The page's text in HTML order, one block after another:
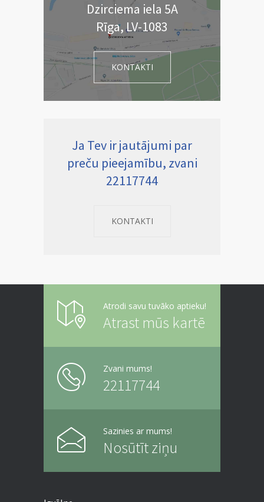
Dzirciema iela 5A
Rīga, LV-1083
KONTAKTI
Ja Tev ir jautājumi par
preču pieejamību, zvani
22117744
KONTAKTI
Atrodi savu tuvāko aptieku!
Atrast mūs kartē
Zvani mums!
22117744
Sazinies ar mums!
Nosūtīt ziņu